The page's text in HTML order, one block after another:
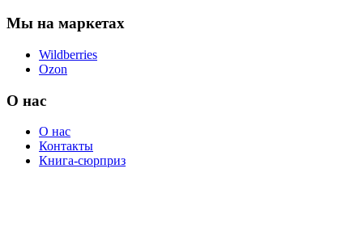
Мы на маркетах
Wildberries
Ozon
О нас
О нас
Контакты
Книга-сюрприз